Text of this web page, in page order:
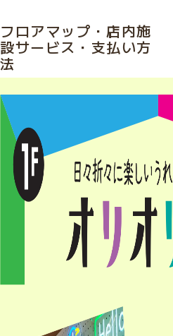
月:2025年7月
1階 オリオ
リ広場
高知店【パート採
用】募集情報
フロアマップ・
支払い方法
高知店【一般採
用】募集情報
家具の試
着室
CRASHが帰
ってきた
フロアマップ・店内施
設サービス・支払い方
法